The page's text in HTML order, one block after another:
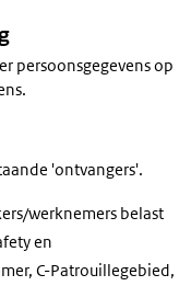
persoonsgegevens op
'ontvangers'.
werknemers belast
en
C-Patrouillegebied,